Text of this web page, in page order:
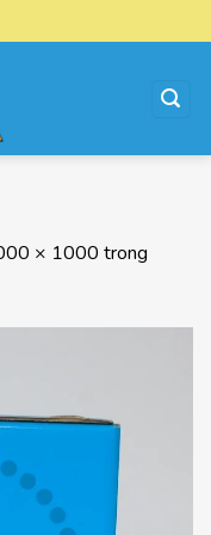
× 1000 trong